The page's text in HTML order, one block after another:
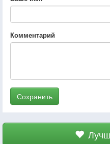
Комментарий
Сохранить